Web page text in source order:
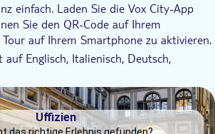
einfach. Laden Sie die Vox City-App
Sie den QR-Code auf Ihrem
auf Ihrem Smartphone zu aktivieren.
Englisch, Italienisch, Deutsch,
und Chinesisch verfügbar
Kauf 365 Tage lang gültig.
auch offline und vermeidet so teure
Uffizien